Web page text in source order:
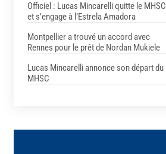
Officiel : Lucas Mincarelli quitte le MHSC
et s’engage à l’Estrela Amadora
Montpellier a trouvé un accord avec
Rennes pour le prêt de Nordan Mukiele
Lucas Mincarelli annonce son départ du
MHSC